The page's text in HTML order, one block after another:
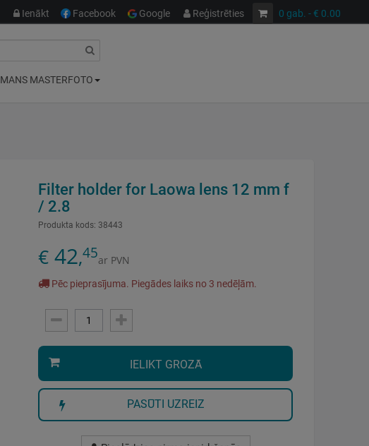
0 gab. - € 0.00
Ienākt Facebook Google Reģistrēties
MANS MASTERFOTO
Filter holder for Laowa lens 12 mm f
/ 2.8
Produkta kods: 38443
€ 42,45ar PVN
Pēc pieprasījuma. Piegādes laiks no 3 nedēļām.
IELIKT GROZĀ
PASŪTI UZREIZ